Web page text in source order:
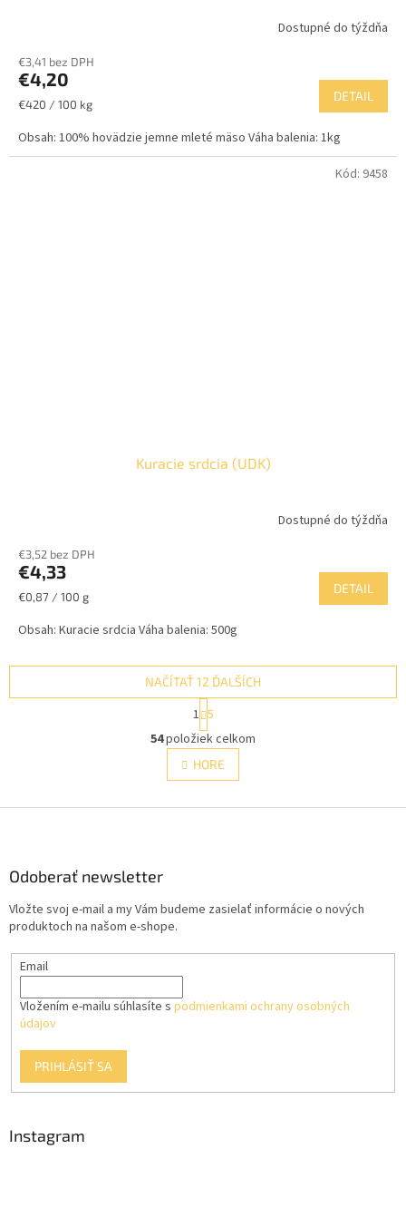
Dostupné do týždňa
€3,41 bez DPH
€4,20
Jednotková
€420 / 100 kg
DETAIL
Obsah: 100% hovädzie jemne mleté mäso Váha balenia: 1kg
Kuracie srdcia (UDK)
Dostupné do týždňa
€3,52 bez DPH
€4,33
Jednotková
€0,87 / 100 g
DETAIL
Obsah: Kuracie srdcia Váha balenia: 500g
Kód: 9458
O
v
l
á
r
v
y
p
NAČÍTAŤ 12 ĎALŠÍCH
S
t
r
á
n
k
v
1 5
54položiek celkom
HORE
Odoberať newsletter
Vložte svoj e-mail a my Vám budeme zasielať informácie o nových
produktoch na našom e-shope.
Email
Vložením e-mailu súhlasíte s podmienkami ochrany osobných
údajov
PRIHLÁSIŤ SA
Instagram